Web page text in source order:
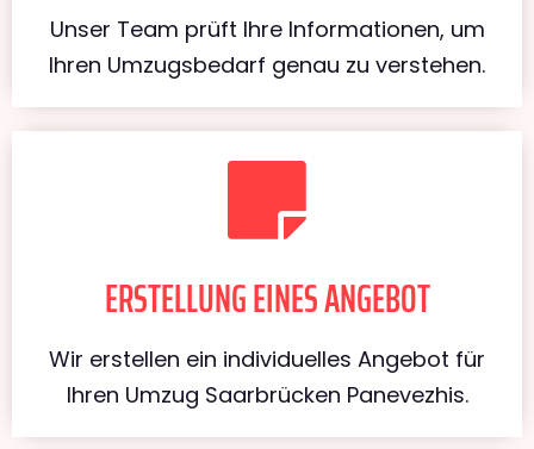
Unser Team prüft Ihre Informationen, um
Ihren Umzugsbedarf genau zu verstehen.
ERSTELLUNG EINES ANGEBOT
Wir erstellen ein individuelles Angebot für
Ihren Umzug Saarbrücken Panevezhis.